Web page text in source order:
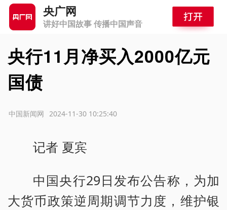
央广网
讲好中国故事 传播中国声音
央行11月净买入2000亿元
国债
2024-11-30 10:25:40
中国新闻网
记者 夏宾
中国央行29日发布公告称，为加
大货币政策逆周期调节力度，维护银